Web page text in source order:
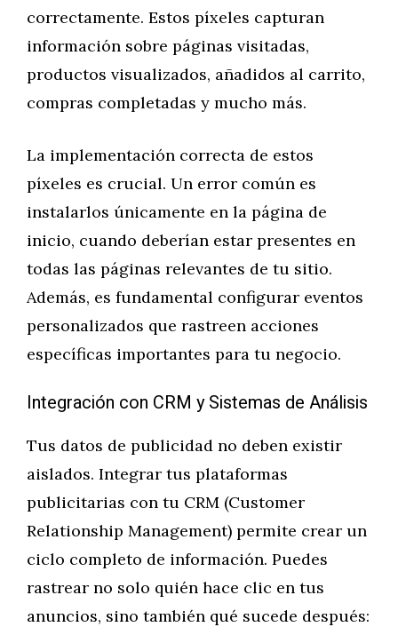
correctamente. Estos píxeles capturan
información sobre páginas visitadas,
productos visualizados, añadidos al carrito,
compras completadas y mucho más.
La implementación correcta de estos
píxeles es crucial. Un error común es
instalarlos únicamente en la página de
inicio, cuando deberían estar presentes en
todas las páginas relevantes de tu sitio.
Además, es fundamental configurar eventos
personalizados que rastreen acciones
específicas importantes para tu negocio.
Integración con CRM y Sistemas de Análisis
Tus datos de publicidad no deben existir
aislados. Integrar tus plataformas
publicitarias con tu CRM (Customer
Relationship Management) permite crear un
ciclo completo de información. Puedes
rastrear no solo quién hace clic en tus
anuncios, sino también qué sucede después: